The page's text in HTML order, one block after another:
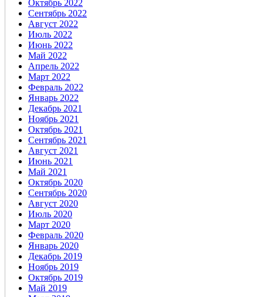
Октябрь 2022
Сентябрь 2022
Август 2022
Июль 2022
Июнь 2022
Май 2022
Апрель 2022
Март 2022
Февраль 2022
Январь 2022
Декабрь 2021
Ноябрь 2021
Октябрь 2021
Сентябрь 2021
Август 2021
Июнь 2021
Май 2021
Октябрь 2020
Сентябрь 2020
Август 2020
Июль 2020
Март 2020
Февраль 2020
Январь 2020
Декабрь 2019
Ноябрь 2019
Октябрь 2019
Май 2019